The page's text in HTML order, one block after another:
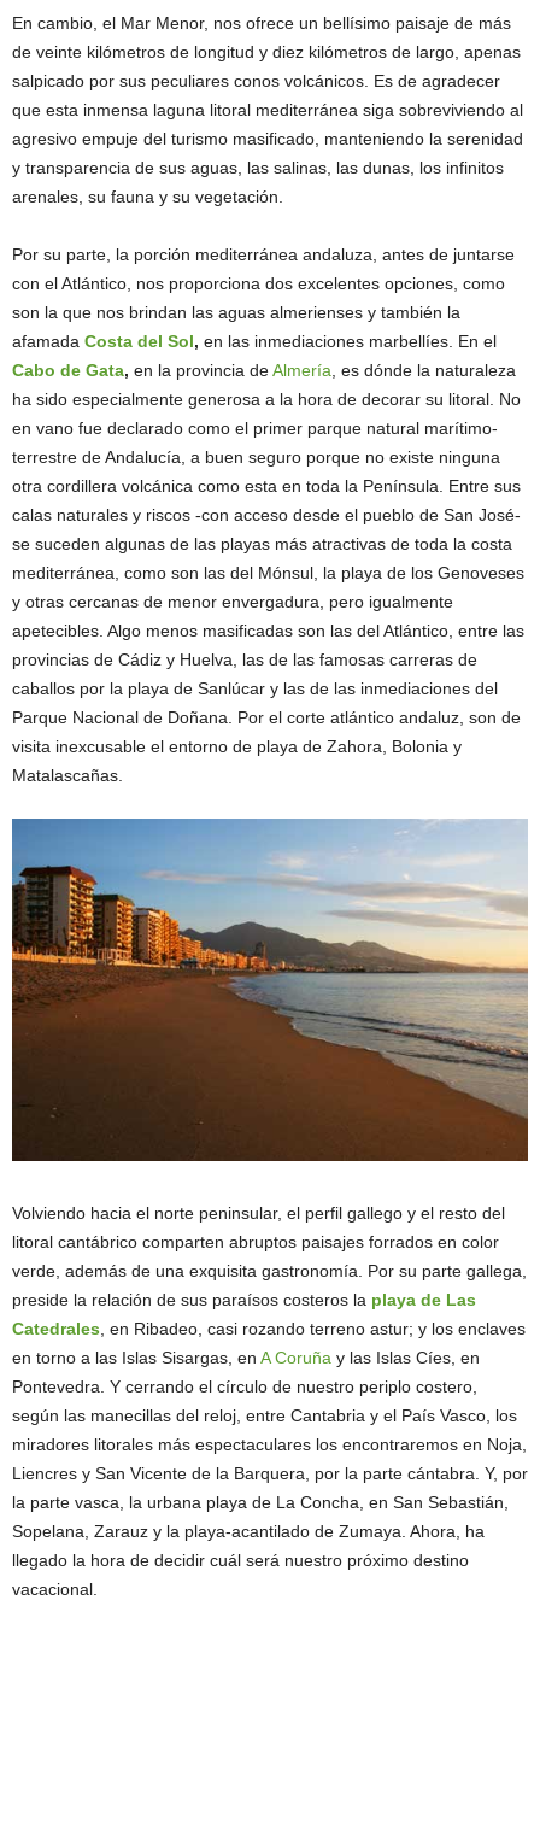
En cambio, el Mar Menor, nos ofrece un bellísimo paisaje de más
de veinte kilómetros de longitud y diez kilómetros de largo, apenas
salpicado por sus peculiares conos volcánicos. Es de agradecer
que esta inmensa laguna litoral mediterránea siga sobreviviendo al
agresivo empuje del turismo masificado, manteniendo la serenidad
y transparencia de sus aguas, las salinas, las dunas, los infinitos
arenales, su fauna y su vegetación.
Por su parte, la porción mediterránea andaluza, antes de juntarse
con el Atlántico, nos proporciona dos excelentes opciones, como
son la que nos brindan las aguas almerienses y también la
afamada Costa del Sol, en las inmediaciones marbellíes. En el
Cabo de Gata, en la provincia deAlmería , es dónde la naturaleza
ha sido especialmente generosa a la hora de decorar su litoral. No
en vano fue declarado como el primer parque natural marítimo-
terrestre de Andalucía, a buen seguro porque no existe ninguna
otra cordillera volcánica como esta en toda la Península. Entre sus
calas naturales y riscos -con acceso desde el pueblo de San José-
se suceden algunas de las playas más atractivas de toda la costa
mediterránea, como son las del Mónsul, la playa de los Genoveses
y otras cercanas de menor envergadura, pero igualmente
apetecibles. Algo menos masificadas son las del Atlántico, entre las
provincias de Cádiz y Huelva, las de las famosas carreras de
caballos por la playa de Sanlúcar y las de las inmediaciones del
Parque Nacional de Doñana. Por el corte atlántico andaluz, son de
visita inexcusable el entorno de playa de Zahora, Bolonia y
Matalascañas.
Volviendo hacia el norte peninsular, el perfil gallego y el resto del
litoral cantábrico comparten abruptos paisajes forrados en color
verde, además de una exquisita gastronomía. Por su parte gallega,
preside la relación de sus paraísos costeros la playa de Las
Catedrales , en Ribadeo, casi rozando terreno astur; y los enclaves
en torno a las Islas Sisargas, en A Coruña y las Islas Cíes, en
Pontevedra. Y cerrando el círculo de nuestro periplo costero,
según las manecillas del reloj, entre Cantabria y el País Vasco, los
miradores litorales más espectaculares los encontraremos en Noja,
Liencres y San Vicente de la Barquera, por la parte cántabra. Y, por
la parte vasca, la urbana playa de La Concha, en San Sebastián,
Sopelana, Zarauz y la playa-acantilado de Zumaya. Ahora, ha
llegado la hora de decidir cuál será nuestro próximo destino
vacacional.